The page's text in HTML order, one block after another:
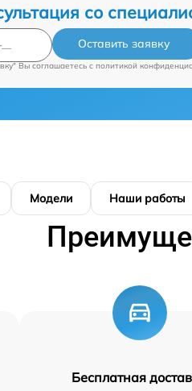
со
Оставить заявку
Вы соглашаетесь c политикой
Модели Наши работы
Бесплатная